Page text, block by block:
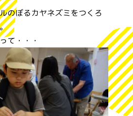
のぼるカヤネズミをつくろ
て・・・